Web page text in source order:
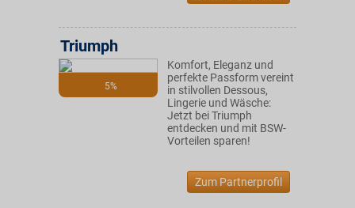
5%
Triumph
Komfort, Eleganz und
perfekte Passform vereint
in stilvollen Dessous,
Lingerie und Wäsche:
Jetzt bei Triumph
entdecken und mit BSW-
Vorteilen sparen!
Zum Partnerprofil